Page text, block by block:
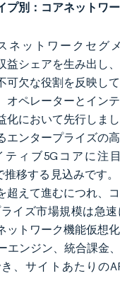
プ別：コアネットワ
ネットワークセグ
益シェアを生み出し
可欠な役割を反映し
オペレーターとイン
化において先行しま
エンタープライズの
ィブ5Gコアに注
推移する見込みです
超えて進むにつれ、
イズ市場規模は急
ットワーク機能仮想
エンジン、統合課金
、サイトあたりの